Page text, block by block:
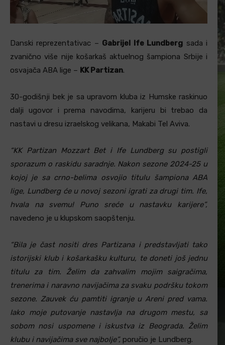
Danski reprezentativac – Gabrijel Ife Lundberg sada i
zvanično više nije košarkaš aktuelnog šampiona Srbije i
osvajača ABA lige – KK Partizan.
30-godišnji bek je sa upravom kluba iz Humske raskinuo
dalji ugovor i prema navodima, karijeru bi trebao da
nastavi u dresu izraelskog velikana, Makabi Tel Aviva.
“KK Partizan Mozzart Bet i Ife Lundberg su postigli
sporazum o raskidu saradnje. Nakon sezone 2024-25 u
kojoj je sa crno-belima osvojio titulu šampiona ABA
lige, Lundberg će u novoj sezoni igrati za drugi tim. Ife,
hvala na svemu! Puno sreće u nastavku karijere”,
navedeno je u klupskom saopštenju.
“Bila je čast nositi dres Partizana i predstavljati tako
istorijski klub i košarkašku kulturu, te doneti još jednu
titulu za tim. Želim da zahvalim mojim saigračima,
trenerima i naravno navijačima za svaku podršku tokom
sezone. Zauvek ću pamtiti igranje u Areni pred vama.
Iako moje putovanje nastavlja na drugom mestu, sa
sobom nosi uspomene i iskustva iz Beograda. Želim
klubu i navijačima sve najbolje”, poručio je Lundberg.